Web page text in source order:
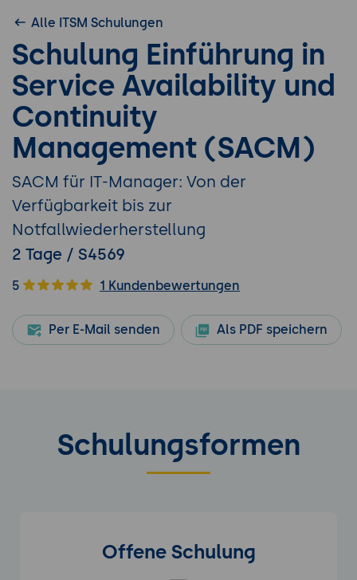
Alle ITSM Schulungen
Schulung Einführung in
Service Availability und
Continuity
Management (SACM)
SACM für IT-Manager: Von der
Verfügbarkeit bis zur
Notfallwiederherstellung
2 Tage / S4569
5 1 Kundenbewertungen
Per E-Mail senden Als PDF speichern
Schulungsformen
Offene Schulung